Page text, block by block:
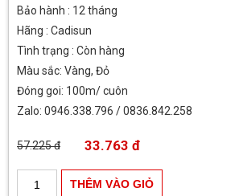
Bảo hành : 12 tháng
Hãng : Cadisun
Tình trạng : Còn hàng
Màu sắc: Vàng, Đỏ
Đóng goi: 100m/ cuôn
Zalo: 0946.338.796 / 0836.842.258
57.225 đ 33.763 đ